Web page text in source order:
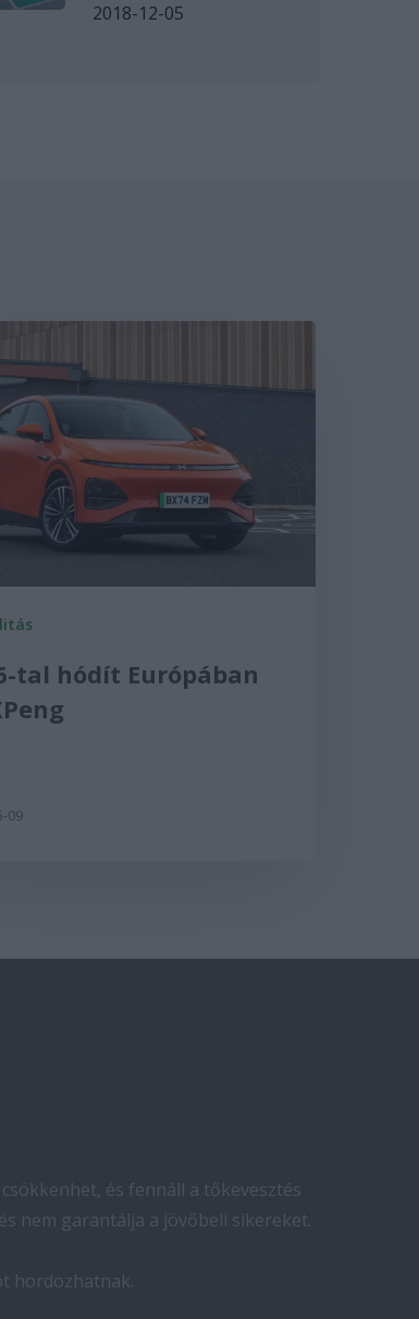
2018-12-05
tal hódít Európában
09
és fennáll a tőkevesztés
nem garantálja a jövőbeli sikereket.
hordozhatnak.